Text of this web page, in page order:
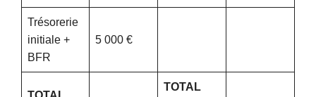
Trésorerie
initiale +
BFR
5 000 €
TOTAL